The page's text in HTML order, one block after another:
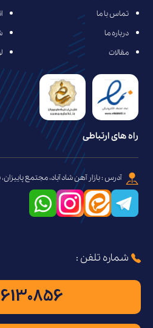
تماس با ما
درباره ما
مقالات
راه های ارتباطی
آدرس : بازار آهن شاد آباد، مجتمع پاییزان، بلوک ،۵
شماره تلفن :